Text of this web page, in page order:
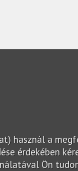
használ a
érdekében
Ön